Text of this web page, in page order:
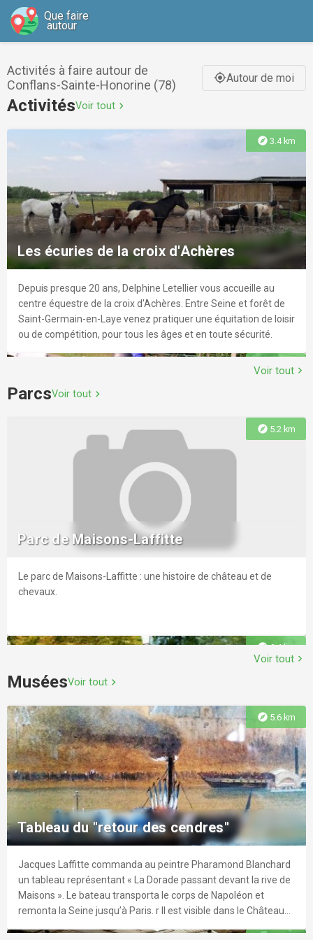
Que faire
autour
Activités à faire autour de
Conflans-Sainte-Honorine (78)
gps_fixedAutour de moi
ActivitésVoir tout chevron_right
explore 3.4 km
Les écuries de la croix d'Achères
Depuis presque 20 ans, Delphine Letellier vous accueille au
centre équestre de la croix d'Achères. Entre Seine et forêt de
Saint-Germain-en-Laye venez pratiquer une équitation de loisir
ou de compétition, pour tous les âges et en toute sécurité.
explore
Centre équestre de Maurecourt
Madame VINCENT vous accueille toute l’année dans sa
structure équestre située à la frontière des Yvelines et du Val
d’Oise. Du débutant au confirmé, tous les cavaliers passionnés
LABEL : Judo. Le dojo se situe dans un complexe sportif
regroupant gymnases, salles d'escalade, terrains multisports
et salle de gymnastique. Il accueille régulièrement des
compétitions départementales et régionales.
explore
Voir tout chevron_right
ParcsVoir tout chevron_right
explore 5.2 km
Parc de Maisons-Laffitte
Le parc de Maisons-Laffitte : une histoire de château et de
chevaux.
explore6.4 km
Parc du Dispensaire
De merveilleux espaces se cachent dans ce parc de 2.75
hectares situé au cœur de Sartrouville.
explore6.8 km
Voir tout chevron_right
MuséesVoir tout chevron_right
explore 5.6 km
Tableau du "retour des cendres"
Jacques Laffitte commanda au peintre Pharamond Blanchard
un tableau représentant « La Dorade passant devant la rive de
Maisons ». Le bateau transporta le corps de Napoléon et
remonta la Seine jusqu’à Paris. r Il est visible dans le Château